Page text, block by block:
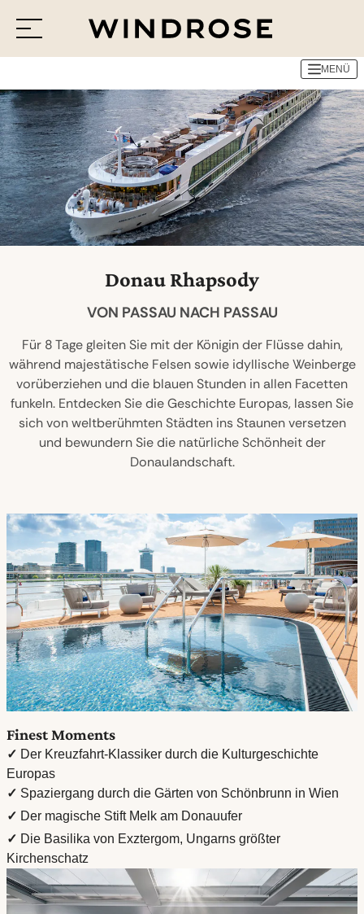
Reiseziele
Reisethemen
Jetzt Anfrage senden
MENÜ
Donau Rhapsody
VON PASSAU NACH PASSAU
Für 8 Tage gleiten Sie mit der Königin der Flüsse dahin,
während majestätische Felsen sowie idyllische Weinberge
vorüberziehen und die blauen Stunden in allen Facetten
funkeln. Entdecken Sie die Geschichte Europas, lassen Sie
sich von weltberühmten Städten ins Staunen versetzen
und bewundern Sie die natürliche Schönheit der
Donaulandschaft.
Finest Moments
✓ Der Kreuzfahrt-Klassiker durch die Kulturgeschichte
Europas
✓ Spaziergang durch die Gärten von Schönbrunn in Wien
✓ Der magische Stift Melk am Donauufer
✓ Die Basilika von Exztergom, Ungarns größter
Kirchenschatz